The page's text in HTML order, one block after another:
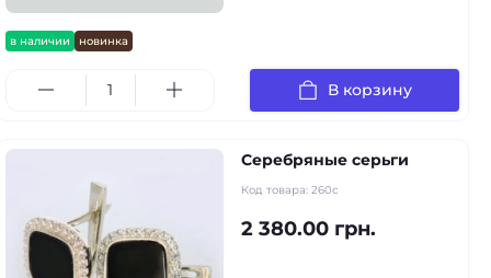
в наличии новинка
В корзину
Серебряные серьги
Код товара: 260с
2 380.00 грн.